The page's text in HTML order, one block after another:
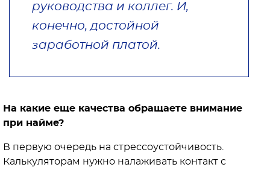
руководства и коллег. И,
конечно, достойной
заработной платой.
На какие еще качества обращаете внимание
при найме?
В первую очередь на стрессоустойчивость.
Калькуляторам нужно налаживать контакт с